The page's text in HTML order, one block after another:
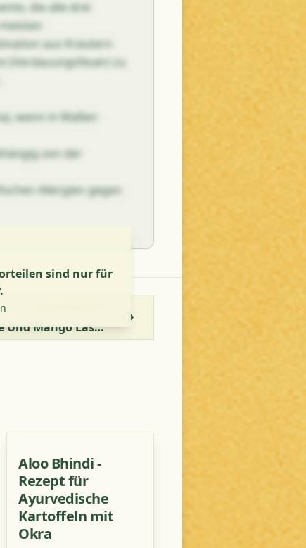
die alle drei
aus Kräutern
(Verdauungsfeuer) zu
wenn in Maßen
von der
Allergien gegen
sind nur für
Aamras Oder Mango Shake Und Mango Lassi Rezept
Aloo Bhindi -
Rezept für
Ayurvedische
Kartoffeln mit
Okra